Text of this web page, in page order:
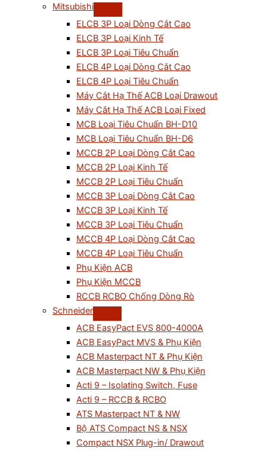
Mitsubishi
ELCB 3P Loại Dòng Cắt Cao
ELCB 3P Loại Kinh Tế
ELCB 3P Loại Tiêu Chuẩn
ELCB 4P Loại Dòng Cắt Cao
ELCB 4P Loại Tiêu Chuẩn
Máy Cắt Hạ Thế ACB Loại Drawout
Máy Cắt Hạ Thế ACB Loại Fixed
MCB Loại Tiêu Chuẩn BH-D10
MCB Loại Tiêu Chuẩn BH-D6
MCCB 2P Loại Dòng Cắt Cao
MCCB 2P Loại Kinh Tế
MCCB 2P Loại Tiêu Chuẩn
MCCB 3P Loại Dòng Cắt Cao
MCCB 3P Loại Kinh Tế
MCCB 3P Loại Tiêu Chuẩn
MCCB 4P Loại Dòng Cắt Cao
MCCB 4P Loại Tiêu Chuẩn
Phụ Kiện ACB
Phụ Kiện MCCB
RCCB RCBO Chống Dòng Rò
Schneider
ACB EasyPact EVS 800-4000A
ACB EasyPact MVS & Phụ Kiện
ACB Masterpact NT & Phụ Kiện
ACB Masterpact NW & Phụ Kiện
Acti 9 – Isolating Switch, Fuse
Acti 9 – RCCB & RCBO
ATS Masterpact NT & NW
Bộ ATS Compact NS & NSX
Compact NSX Plug-in/ Drawout